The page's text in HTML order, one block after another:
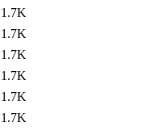
1.7K
1.7K
1.7K
1.7K
1.7K
1.7K